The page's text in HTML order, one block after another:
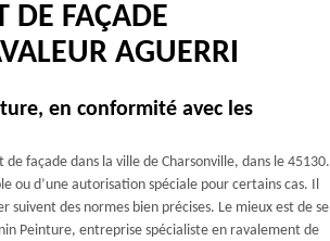
DE FAÇADE
AGUERRI
en conformité avec les
façade dans la ville de Charsonville, dans le 45130.
ou d’une autorisation spéciale pour certains cas. Il
des normes bien précises. Le mieux est de se
Peinture, entreprise spécialiste en ravalement de